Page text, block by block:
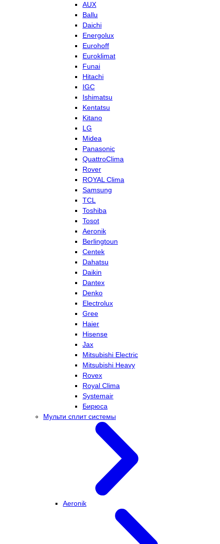
AUX
Ballu
Daichi
Energolux
Eurohoff
Euroklimat
Funai
Hitachi
IGC
Ishimatsu
Kentatsu
Kitano
LG
Midea
Panasonic
QuattroClima
Rover
ROYAL Clima
Samsung
TCL
Toshiba
Tosot
Aeronik
Berlingtoun
Centek
Dahatsu
Daikin
Dantex
Denko
Electrolux
Gree
Haier
Hisense
Jax
Mitsubishi Electric
Mitsubishi Heavy
Rovex
Royal Clima
Systemair
Бирюса
Мульти сплит системы
Aeronik